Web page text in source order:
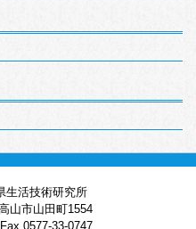
生活技術研究所
山市山田町1554
33-0747